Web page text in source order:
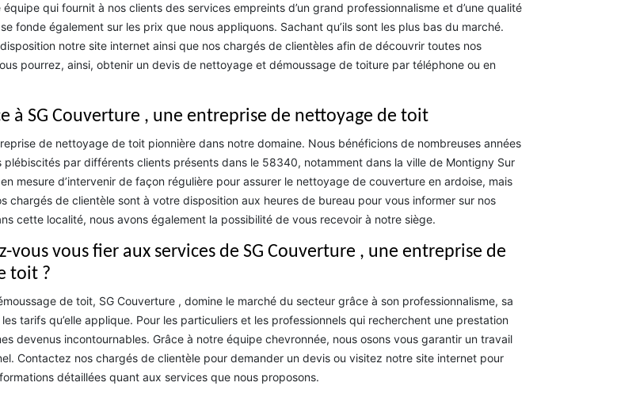
qui fournit à nos clients des services empreints d’un grand professionnalisme et d’une qualité
fonde également sur les prix que nous appliquons. Sachant qu’ils sont les plus bas du marché.
notre site internet ainsi que nos chargés de clientèles afin de découvrir toutes nos
pourrez, ainsi, obtenir un devis de nettoyage et démoussage de toiture par téléphone ou en
à SG Couverture , une entreprise de nettoyage de toit
de nettoyage de toit pionnière dans notre domaine. Nous bénéficions de nombreuses années
plébiscités par différents clients présents dans le 58340, notamment dans la ville de Montigny Sur
mesure d’intervenir de façon régulière pour assurer le nettoyage de couverture en ardoise, mais
chargés de clientèle sont à votre disposition aux heures de bureau pour vous informer sur nos
cette localité, nous avons également la possibilité de vous recevoir à notre siège.
vous vous fier aux services de SG Couverture , une entreprise de
toit ?
de toit, SG Couverture , domine le marché du secteur grâce à son professionnalisme, sa
tarifs qu’elle applique. Pour les particuliers et les professionnels qui recherchent une prestation
devenus incontournables. Grâce à notre équipe chevronnée, nous osons vous garantir un travail
Contactez nos chargés de clientèle pour demander un devis ou visitez notre site internet pour
détaillées quant aux services que nous proposons.